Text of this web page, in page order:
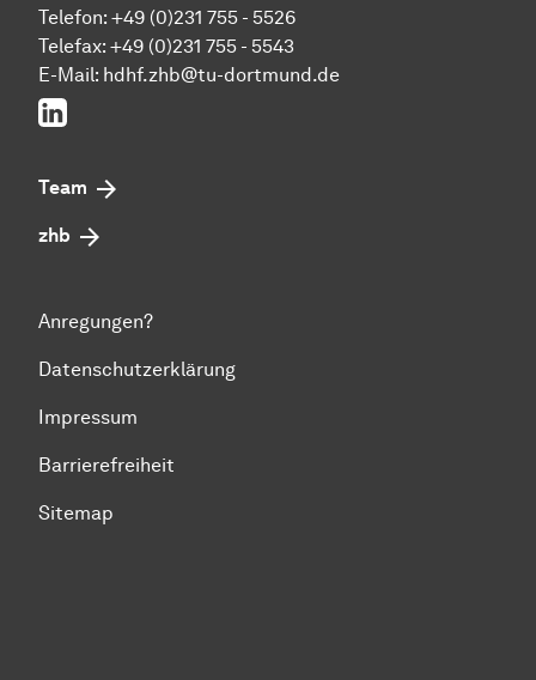
Telefon: +49 (0)231 755 - 5526
Telefax: +49 (0)231 755 - 5543
E-Mail: hdhf.zhb@tu-dortmund.de
LinkedIn
Team
zhb
Anregungen?
Datenschutzerklärung
Impressum
Barrierefreiheit
Sitemap